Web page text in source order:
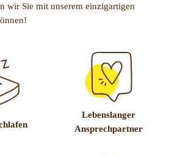
wir Sie mit unserem einzigartigen
Lebenslanger
Ansprechpartner